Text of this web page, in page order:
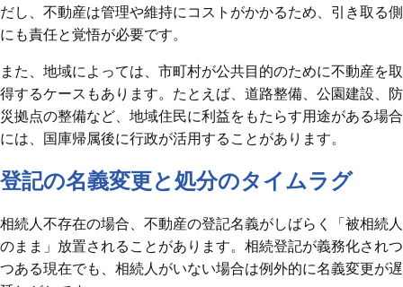
だし、不動産は管理や維持にコストがかかるため、引き取る側
にも責任と覚悟が必要です。
また、地域によっては、市町村が公共目的のために不動産を取
得するケースもあります。たとえば、道路整備、公園建設、防
災拠点の整備など、地域住民に利益をもたらす用途がある場合
には、国庫帰属後に行政が活用することがあります。
登記の名義変更と処分のタイムラグ
相続人不存在の場合、不動産の登記名義がしばらく「被相続人
のまま」放置されることがあります。相続登記が義務化されつ
つある現在でも、相続人がいない場合は例外的に名義変更が遅